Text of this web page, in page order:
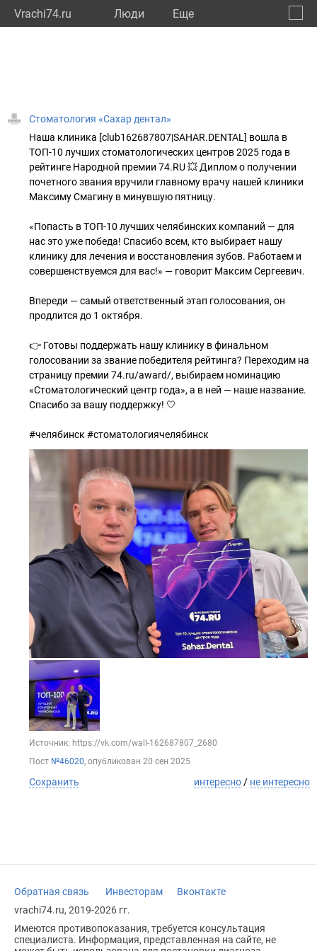
Vrachi74.ru Люди Eще
Стоматология «Сахар дентал»
Наша клиника [club162687807|SAHAR.DENTAL] вошла в
ТОП-10 лучших стоматологических центров 2025 года в
рейтинге Народной премии 74.RU 💥 Диплом о получении
почетного звания вручили главному врачу нашей клиники
Максиму Смагину в минувшую пятницу.
«Попасть в ТОП-10 лучших челябинских компаний — для
нас это уже победа! Спасибо всем, кто выбирает нашу
клинику для лечения и восстановления зубов. Работаем и
совершенствуемся для вас!» — говорит Максим Сергеевич.
Впереди — самый ответственный этап голосования, он
продлится до 1 октября.
👉 Готовы поддержать нашу клинику в финальном
голосовании за звание победителя рейтинга? Переходим на
страницу премии 74.ru/award/, выбираем номинацию
«Стоматологический центр года», а в ней — наше название.
Спасибо за вашу поддержку! 🤍
#челябинск #стоматологиячелябинск
Источник: https://vk.com/wall-162687807_2680
Пост №46020, опубликован 20 сен 2025
Сохранить интересно / не интересно
Обратная связь Инвесторам
Вконтакте
vrachi74.ru, 2019-2026 гг.
Имеются противопоказания, требуется консультация
специалиста. Информация, представленная на сайте, не